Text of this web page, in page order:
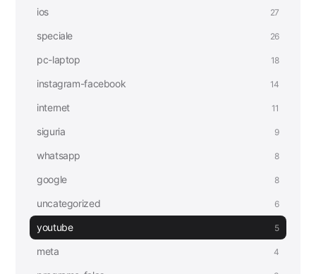
ios 27
speciale 26
pc-laptop 18
instagram-facebook 14
internet 11
siguria 9
whatsapp 8
google 8
uncategorized 6
youtube 5
meta 4